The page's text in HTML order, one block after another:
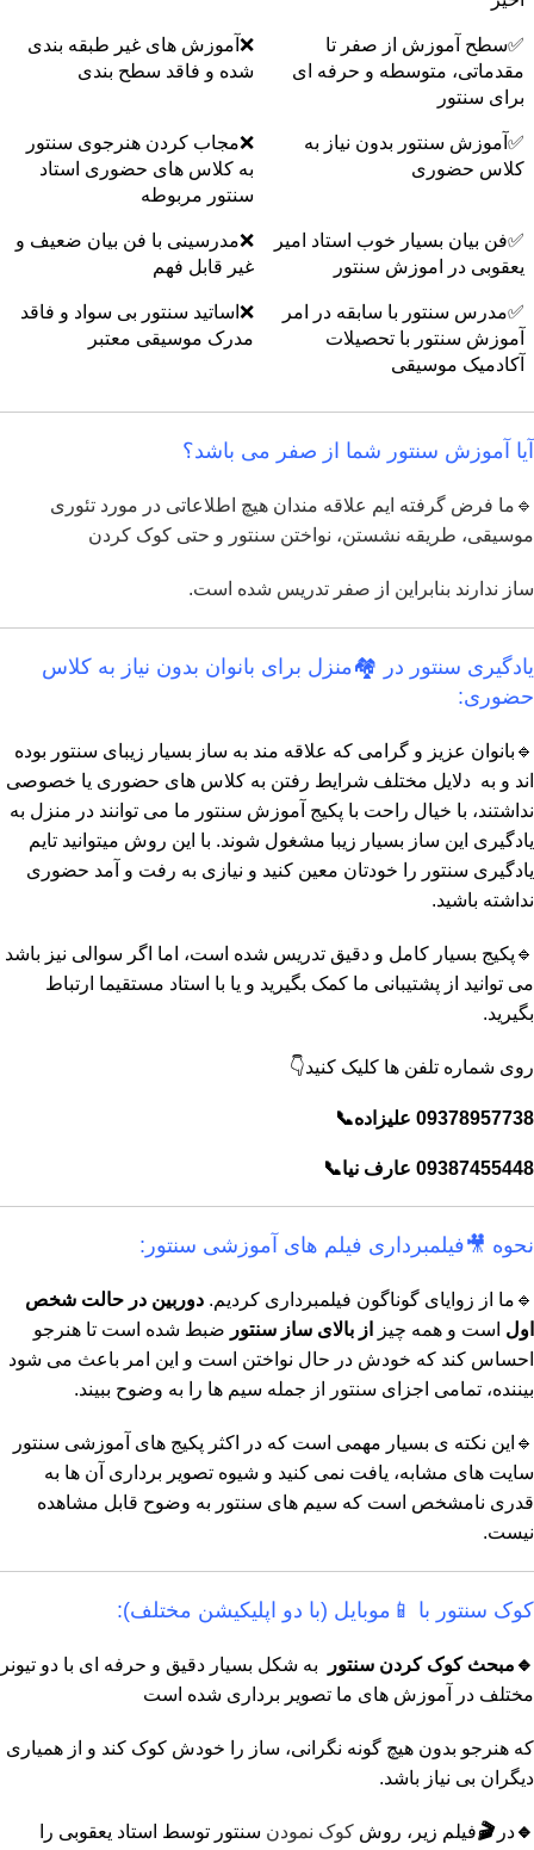
✅سطح آموزش از صفر تا
مقدماتی، متوسطه و حرفه ای
برای سنتور
❌آموزش های غیر طبقه بندی
شده و فاقد سطح بندی
✅آموزش سنتور بدون نیاز به
کلاس حضوری
❌مجاب کردن هنرجوی سنتور
به کلاس های حضوری استاد
سنتور مربوطه
✅فن بیان بسیار خوب استاد امیر
یعقوبی در اموزش سنتور
❌مدرسینی با فن بیان ضعیف و
غیر قابل فهم
✅مدرس سنتور با سابقه در امر
آموزش سنتور با تحصیلات
آکادمیک موسیقی
❌اساتید سنتور بی سواد و فاقد
مدرک موسیقی معتبر
آیا آموزش سنتور شما از صفر می باشد؟
🔹ما فرض گرفته ایم علاقه مندان هیچ اطلاعاتی در مورد تئوری
موسیقی، طریقه نشستن، نواختن سنتور و حتی کوک کردن
ساز ندارند بنابراین از صفر تدریس شده است.
یادگیری سنتور در 🏘️منزل برای بانوان بدون نیاز به کلاس
حضوری:
🔹بانوان عزیز و گرامی که علاقه مند به ساز بسیار زیبای سنتور بوده
اند و به دلایل مختلف شرایط رفتن به کلاس های حضوری یا خصوصی
نداشتند، با خیال راحت با پکیج آموزش سنتور ما می توانند در منزل به
یادگیری این ساز بسیار زیبا مشغول شوند. با این روش میتوانید تایم
یادگیری سنتور را خودتان معین کنید و نیازی به رفت و آمد حضوری
نداشته باشید.
🔹پکیج بسیار کامل و دقیق تدریس شده است، اما اگر سوالی نیز باشد
می توانید از پشتیبانی ما کمک بگیرید و یا با استاد مستقیما ارتباط
بگیرید.
روی شماره تلفن ها کلیک کنید👇
09378957738 علیزاده📞
09387455448 عارف نیا📞
نحوه 🎥فیلمبرداری فیلم های آموزشی سنتور:
🔹ما از زوایای گوناگون فیلمبرداری کردیم. دوربین در حالت شخص
اول است و همه چیز از بالای ساز سنتور ضبط شده است تا هنرجو
احساس کند که خودش در حال نواختن است و این امر باعث می شود
بیننده، تمامی اجزای سنتور از جمله سیم ها را به وضوح ببیند.
🔹این نکته ی بسیار مهمی است که در اکثر پکیج های آموزشی سنتور
سایت های مشابه، یافت نمی کنید و شیوه تصویر برداری آن ها به
قدری نامشخص است که سیم های سنتور به وضوح قابل مشاهده
نیست.
کوک سنتور با 📱موبایل (با دو اپلیکیشن مختلف):
🔹مبحث کوک کردن سنتور
به شکل بسیار دقیق و حرفه ای با دو تیونر
مختلف در آموزش های ما تصویر برداری شده است
که هنرجو بدون هیچ گونه نگرانی، ساز را خودش کوک کند و از همیاری
دیگران بی نیاز باشد.
🔹در🎬فیلم زیر، روش کوک نمودن سنتور توسط استاد یعقوبی را